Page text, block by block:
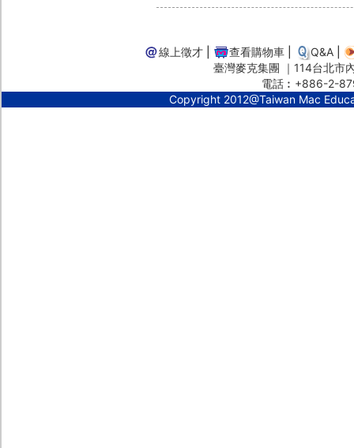
線上徵才 查看購物車 Q&A
臺灣麥克集團 ｜114台北
電話︰+886-2-
Copyright 2012@Taiwan Mac